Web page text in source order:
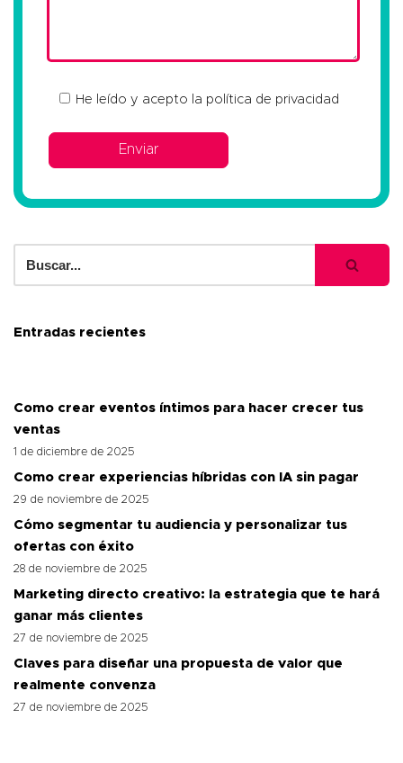
He leído y acepto la política de privacidad
Entradas recientes
Como crear eventos íntimos para hacer crecer tus
ventas
1 de diciembre de 2025
Como crear experiencias híbridas con IA sin pagar
29 de noviembre de 2025
Cómo segmentar tu audiencia y personalizar tus
ofertas con éxito
28 de noviembre de 2025
Marketing directo creativo: la estrategia que te hará
ganar más clientes
27 de noviembre de 2025
Claves para diseñar una propuesta de valor que
realmente convenza
27 de noviembre de 2025